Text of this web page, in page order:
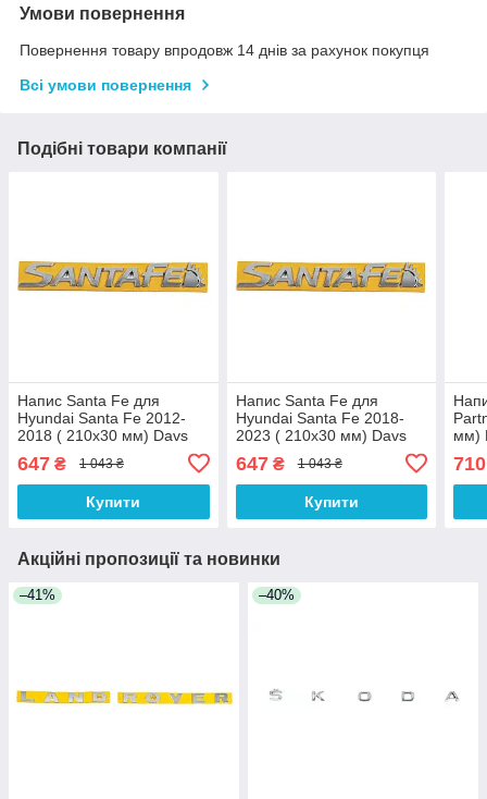
Умови повернення
Повернення товару впродовж 14 днів за рахунок покупця
Всі умови повернення
Подібні товари компанії
Напис Santa Fe для
Hyundai Santa Fe 2012-
2018 ( 210х30 мм) Davs
647 ₴ 1 043 ₴
Купити
Напис Santa Fe для
Hyundai Santa Fe 2018-
2023 ( 210х30 мм) Davs
647₴ 1 043 ₴
Купити
мм)
710
Акційні пропозиції та новинки
–41% –40%